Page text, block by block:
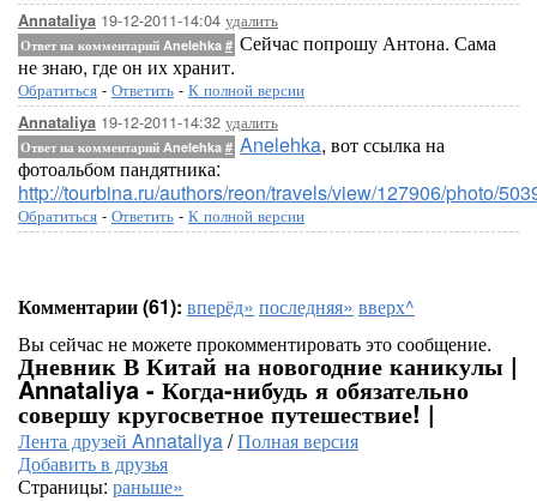
Annataliya 19-12-2011-14:04 удалить
Ответ на комментарий Anelehka # Сейчас попрошу Антона. Сама
не знаю, где он их хранит.
Обратиться - Ответить - К полной версии
Annataliya 19-12-2011-14:32 удалить
Ответ на комментарий Anelehka # Anelehka, вот ссылка на
фотоальбом пандятника:
http://tourbina.ru/authors/reon/travels/view/127906/photo/
Обратиться - Ответить - К полной версии
Комментарии (61): вперёд» последняя» вверх^
Вы сейчас не можете прокомментировать это сообщение.
Дневник В Китай на новогодние каникулы |
Annataliya - Когда-нибудь я обязательно
совершу кругосветное путешествие! |
Лента друзей Annataliya/Полная версия
Добавить в друзья
Страницы: раньше»